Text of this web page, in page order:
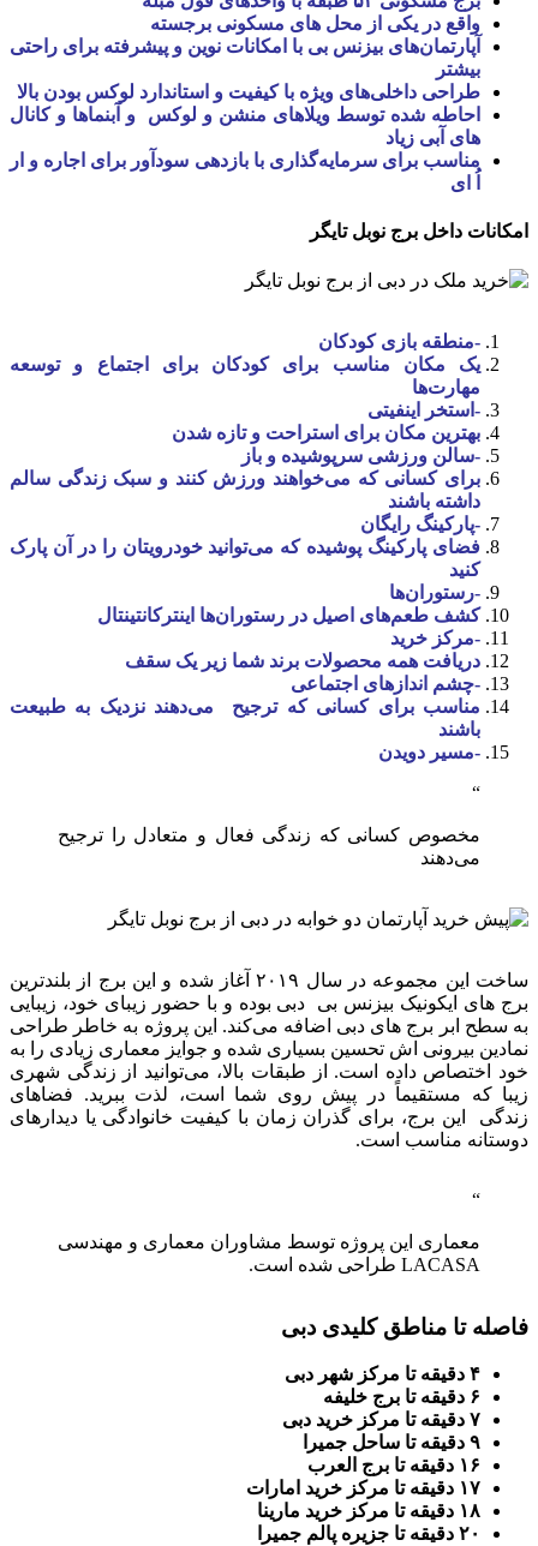
واقع در یکی از محل های مسکونی برجسته
آپارتمان‌های بیزنس بی با امکانات نوین و پیشرفته برای راحتی
بیشتر
طراحی داخلی‌های ویژه با کیفیت و استاندارد لوکس بودن بالا
احاطه شده توسط ویلاهای منشن و لوکس و آبنماها و کانال
های آبی زیاد
مناسب برای سرمایه‌گذاری با بازدهی سودآور برای اجاره و ار
اُ ای
امکانات داخل برج نوبل تایگر
-منطقه بازی کودکان
یک مکان مناسب برای کودکان برای اجتماع و توسعه
مهارت‌ها
-استخر اینفیتی
بهترین مکان برای استراحت و تازه شدن
-سالن ورزشی سرپوشیده و باز
برای کسانی که می‌خواهند ورزش کنند و سبک زندگی سالم
داشته باشند
-پارکینگ رایگان
فضای پارکینگ پوشیده که می‌توانید خودرویتان را در آن پارک
کنید
-رستوران‌ها
کشف طعم‌های اصیل در رستوران‌ها اینترکانتینتال
-مرکز خرید
دریافت همه محصولات برند شما زیر یک سقف
-چشم اندازهای اجتماعی
مناسب برای کسانی که ترجیح می‌دهند نزدیک به طبیعت
باشند
-مسیر دویدن
مخصوص کسانی که زندگی فعال و متعادل را ترجیح
می‌دهند
ساخت این مجموعه در سال ۲۰۱۹ آغاز شده و این برج از بلندترین
برج های ایکونیک بیزنس بی دبی بوده و با حضور زیبای خود، زیبایی
به سطح ابر برج های دبی اضافه می‌کند. این پروژه به خاطر طراحی
نمادین بیرونی اش تحسین بسیاری شده و جوایز معماری زیادی را به
خود اختصاص داده است. از طبقات بالا، می‌توانید از زندگی شهری
زیبا که مستقیماً در پیش روی شما است، لذت ببرید. فضاهای
زندگی این برج، برای گذران زمان با کیفیت خانوادگی یا دیدارهای
دوستانه مناسب است.
معماری این پروژه توسط مشاوران معماری و مهندسی
LACASA طراحی شده است.
فاصله تا مناطق کلیدی دبی
۴ دقیقه تا مرکز شهر دبی
۶ دقیقه تا برج خلیفه
۷ دقیقه تا مرکز خرید دبی
۹ دقیقه تا ساحل جمیرا
۱۶ دقیقه تا برج العرب
۱۷ دقیقه تا مرکز خرید امارات
۱۸ دقیقه تا مرکز خرید مارینا
۲۰ دقیقه تا جزیره پالم جمیرا